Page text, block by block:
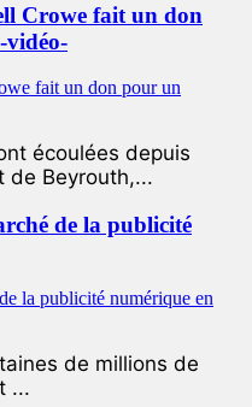
Crowe fait un don
vidéo-
écoulées depuis
de Beyrouth,...
de la publicité
de millions de
...